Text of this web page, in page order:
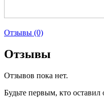
Отзывы (0)
Отзывы
Отзывов пока нет.
Будьте первым, кто